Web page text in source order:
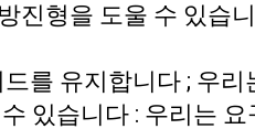
진형을 도울 수 있습
를 유지합니다 ; 우
있습니다 : 우리는